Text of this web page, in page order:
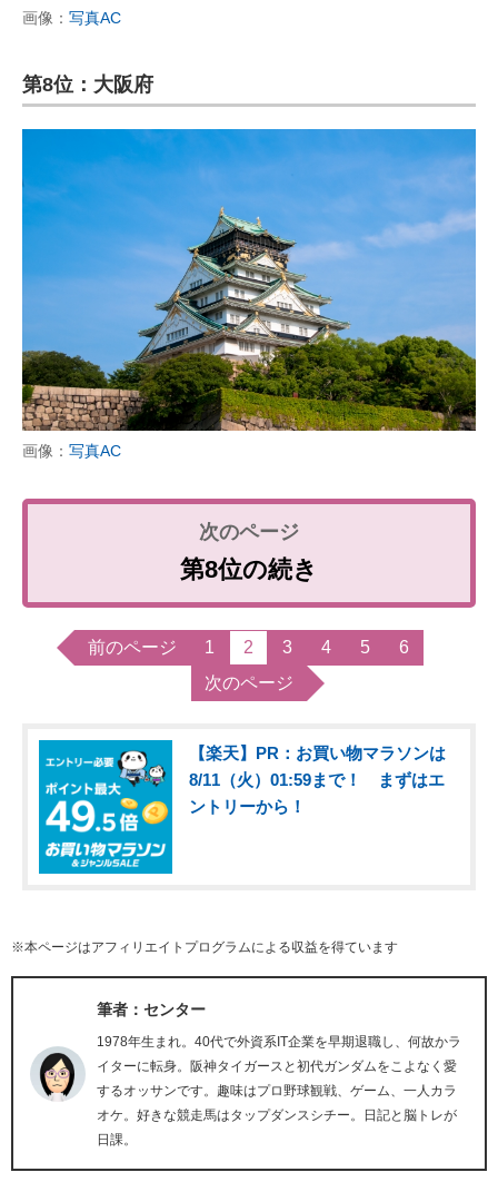
画像： 写真AC
第8位：大阪府
画像： 写真AC
第8位の続き
前のページ 1 2 3 4 5
6
次のページ
【楽天】PR：お買い物マラソンは
8/11（火）01:59まで！ まずはエ
ントリーから！
※本ページはアフィリエイトプログラムによる収益を得ています
筆者：センター
1978年生まれ。40代で外資系IT企業を早期退職し、何故かラ
イターに転身。阪神タイガースと初代ガンダムをこよなく愛
するオッサンです。趣味はプロ野球観戦、ゲーム、一人カラ
オケ。好きな競走馬はタップダンスシチー。日記と脳トレが
日課。